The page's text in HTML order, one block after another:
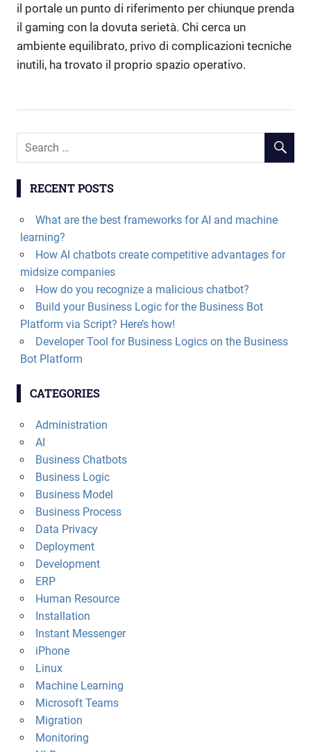
il portale un punto di riferimento per chiunque prenda
il gaming con la dovuta serietà. Chi cerca un
ambiente equilibrato, privo di complicazioni tecniche
inutili, ha trovato il proprio spazio operativo.
RECENT POSTS
What are the best frameworks for AI and machine
learning?
How AI chatbots create competitive advantages for
midsize companies
How do you recognize a malicious chatbot?
Build your Business Logic for the Business Bot
Platform via Script? Here’s how!
Developer Tool for Business Logics on the Business
Bot Platform
CATEGORIES
Administration
AI
Business Chatbots
Business Logic
Business Model
Business Process
Data Privacy
Deployment
Development
ERP
Human Resource
Installation
Instant Messenger
iPhone
Linux
Machine Learning
Microsoft Teams
Migration
Monitoring